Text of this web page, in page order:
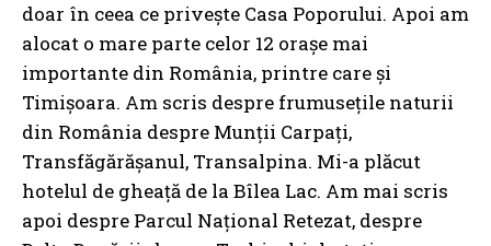
doar în ceea ce priveşte Casa Poporului. Apoi am
alocat o mare parte celor 12 oraşe mai
importante din România, printre care şi
Timişoara. Am scris despre frumuseţile naturii
din România despre Munţii Carpaţi,
Transfăgărăşanul, Transalpina. Mi-a plăcut
hotelul de gheaţă de la Bîlea Lac. Am mai scris
apoi despre Parcul Naţional Retezat, despre